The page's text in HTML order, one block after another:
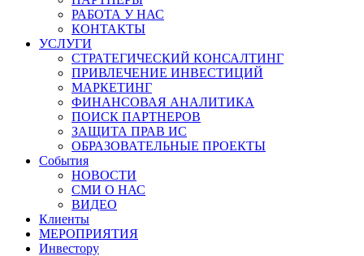
РАБОТА У НАС
КОНТАКТЫ
УСЛУГИ
СТРАТЕГИЧЕСКИЙ КОНСАЛТИНГ
ПРИВЛЕЧЕНИЕ ИНВЕСТИЦИЙ
МАРКЕТИНГ
ФИНАНСОВАЯ АНАЛИТИКА
ПОИСК ПАРТНЕРОВ
ЗАЩИТА ПРАВ ИС
ОБРАЗОВАТЕЛЬНЫЕ ПРОЕКТЫ
События
НОВОСТИ
СМИ О НАС
ВИДЕО
Клиенты
МЕРОПРИЯТИЯ
Инвестору